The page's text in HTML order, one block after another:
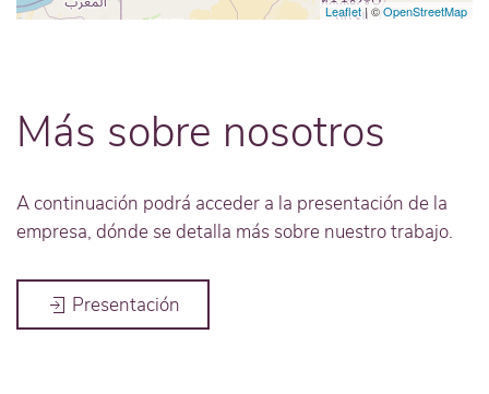
Leaflet| ©OpenStreetMap
Más sobre nosotros
A continuación podrá acceder a la presentación de la
empresa, dónde se detalla más sobre nuestro trabajo.
Presentación